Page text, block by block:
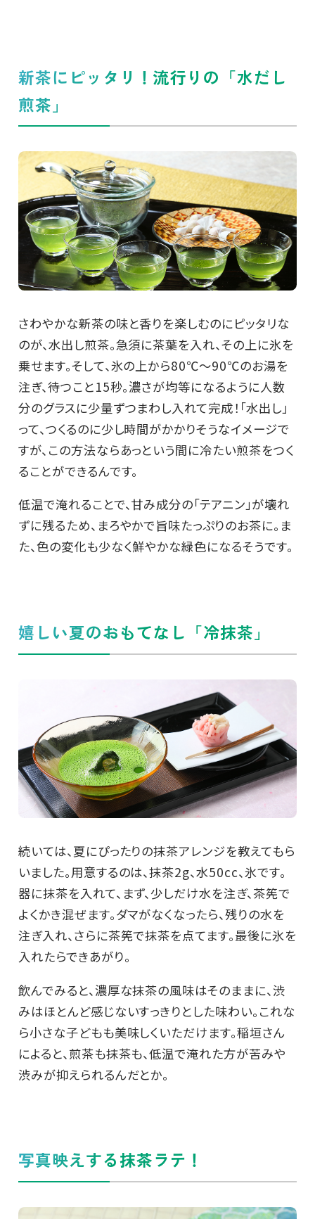
新茶にピッタリ！流行りの「水だし
煎茶」
さわやかな新茶の味と香りを楽しむのにピッタリな
のが、水出し煎茶。急須に茶葉を入れ、その上に氷を
乗せます。そして、氷の上から80℃～90℃のお湯を
注ぎ、待つこと15秒。濃さが均等になるように人数
分のグラスに少量ずつまわし入れて完成！「水出し」
って、つくるのに少し時間がかかりそうなイメージで
すが、この方法ならあっという間に冷たい煎茶をつく
ることができるんです。
低温で淹れることで、甘み成分の「テアニン」が壊れ
ずに残るため、まろやかで旨味たっぷりのお茶に。ま
た、色の変化も少なく鮮やかな緑色になるそうです。
嬉しい夏のおもてなし「冷抹茶」
続いては、夏にぴったりの抹茶アレンジを教えてもら
いました。用意するのは、抹茶2g、水50cc、氷です。
器に抹茶を入れて、まず、少しだけ水を注ぎ、茶筅で
よくかき混ぜます。ダマがなくなったら、残りの水を
注ぎ入れ、さらに茶筅で抹茶を点てます。最後に氷を
入れたらできあがり。
飲んでみると、濃厚な抹茶の風味はそのままに、渋
みはほとんど感じないすっきりとした味わい。これな
ら小さな子どもも美味しくいただけます。稲垣さん
によると、煎茶も抹茶も、低温で淹れた方が苦みや
渋みが抑えられるんだとか。
写真映えする抹茶ラテ！